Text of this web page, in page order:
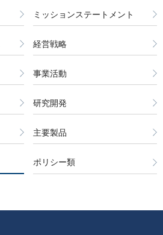
ミッションステートメント
経営戦略
事業活動
研究開発
主要製品
ポリシー類